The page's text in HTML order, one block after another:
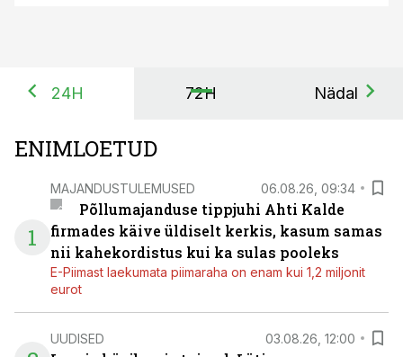
24H 72H Nädal
ENIMLOETUD
1
MAJANDUSTULEMUSED 06.08.26, 09:34
Põllumajanduse tippjuhi Ahti Kalde
firmades käive üldiselt kerkis, kasum samas
nii kahekordistus kui ka sulas pooleks
E-Piimast laekumata piimaraha on enam kui 1,2 miljonit
eurot
UUDISED 03.08.26, 12:00